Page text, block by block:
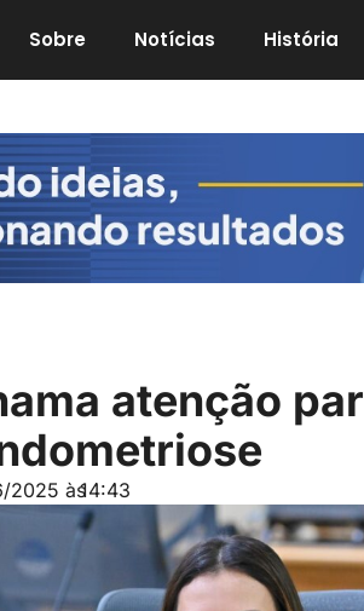
Sobre Notícias História
atenção
2025 às14:43